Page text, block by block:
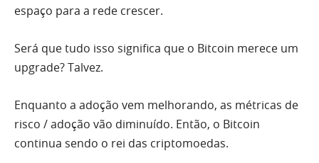
espaço para a rede crescer.
Será que tudo isso significa que o Bitcoin merece um
upgrade? Talvez.
Enquanto a adoção vem melhorando, as métricas de
risco / adoção vão diminuído. Então, o Bitcoin
continua sendo o rei das criptomoedas.